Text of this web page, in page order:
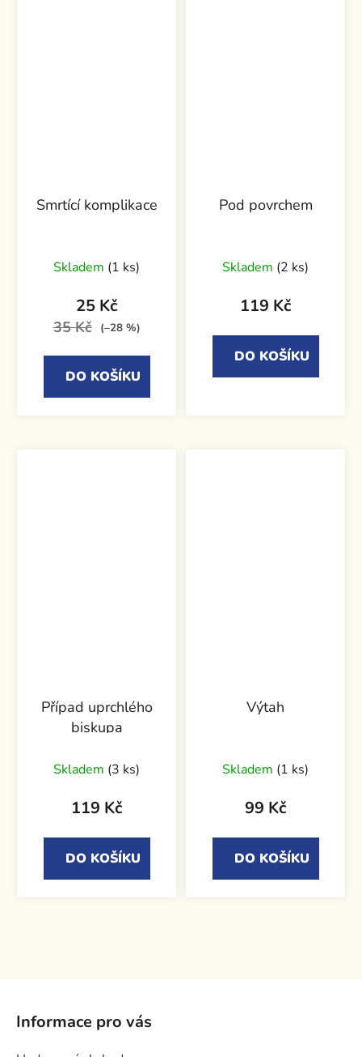
Smrtící komplikace
Skladem (1 ks)
25 Kč
35 Kč (–28 %)
DO KOŠÍKU
Pod povrchem
Skladem (2 ks)
119 Kč
DO KOŠÍKU
Případ uprchlého
biskupa
Skladem (3 ks)
119 Kč
DO KOŠÍKU
Výtah
Skladem (1 ks)
99 Kč
DO KOŠÍKU
Informace pro vás